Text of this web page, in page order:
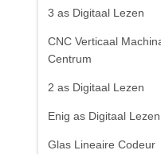
3 as Digitaal Lezen
CNC Verticaal
Centrum
2 as Digitaal Lezen
Enig as Digitaal Lezen
Glas Lineaire Codeur